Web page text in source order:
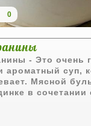
0
- Это очень
ароматный суп,
Мясной
в сочетании
орехами
домашний